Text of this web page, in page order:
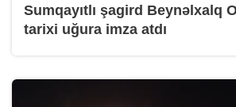
Sumqayıtlı şagird Beynəlxalq
tarixi uğura imza atdı